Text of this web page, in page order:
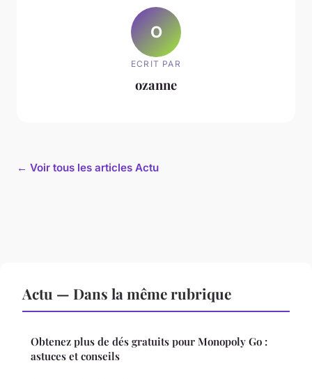
O
ECRIT PAR
ozanne
← Voir tous les articles Actu
Actu — Dans la même rubrique
Obtenez plus de dés gratuits pour Monopoly Go :
astuces et conseils